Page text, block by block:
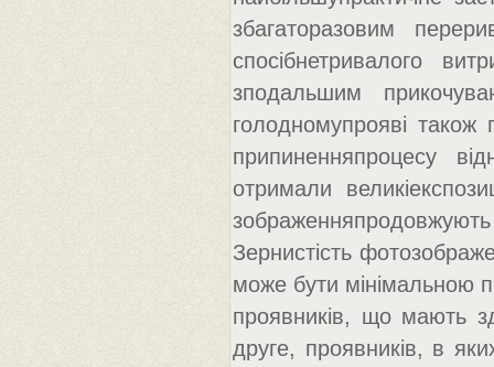
збагаторазовим
спосібнетривалого
зподальшим
голодномупрояві також
припиненняпроцесу
отримали
Зернистість
може бути мінімальною
проявників, що мають
друге, проявників, в